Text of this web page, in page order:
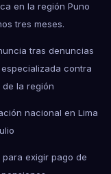
en la región Puno
tres meses.
tras denuncias
contra
la región
nacional en Lima
exigir pago de